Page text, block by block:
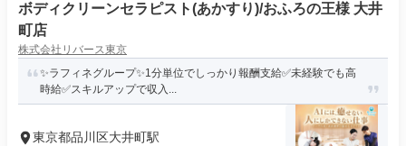
ボディクリーンセラピスト(あかすり)/おふろの王様 大井
町店
株式会社リバース東京
✨️ラフィネグループ✨1分単位でしっかり報酬支給️✅未経験でも高
時給✅️スキルアップで収入...
東京都品川区大井町駅